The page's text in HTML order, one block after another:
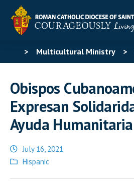
> Multicultural Ministry >
Humanitaria
Obispos
Expresan
Ayuda Humanitaria
July 16, 2021
Posted
Hispanic